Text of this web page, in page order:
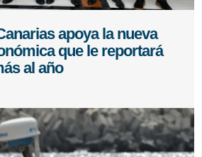
apoya la nueva
que le reportará
al año